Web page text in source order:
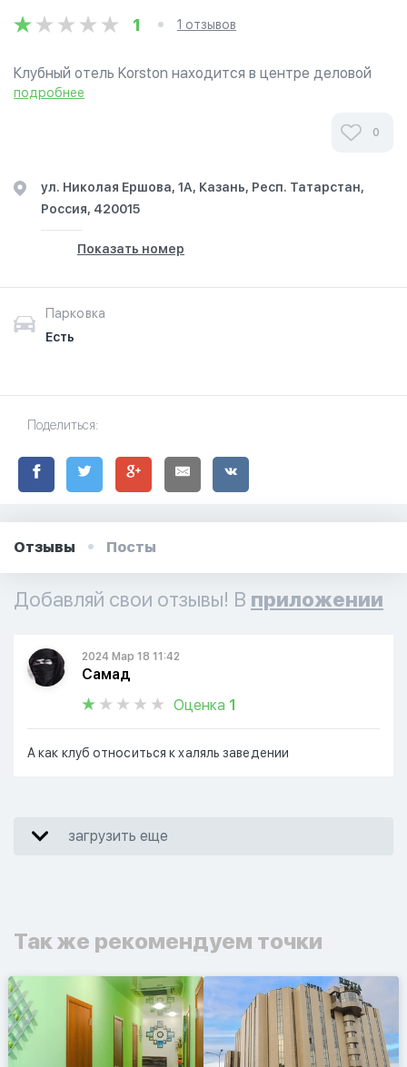
1 1 отзывов
Клубный отель Korston находится в центре деловой
активности Казани на пересечении трех крупных
Вишневского) и имеет удобные подъездные пути.
подробнее
0
ул. Николая Ершова, 1А, Казань, Респ. Татарстан,
Россия, 420015
Показать номер
Парковка
Есть
Поделиться:
Отзывы Посты
Добавляй свои отзывы! В приложении
2024 Мар 18 11:42
Самад
Оценка 1
А как клуб относиться к халяль заведении
загрузить еще
Так же рекомендуем точки